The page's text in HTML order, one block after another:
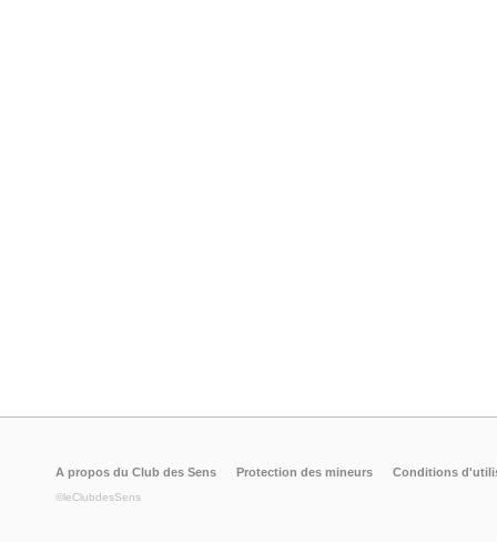
A propos du Club des Sens Protection des mineurs Conditions
©leClubdesSens